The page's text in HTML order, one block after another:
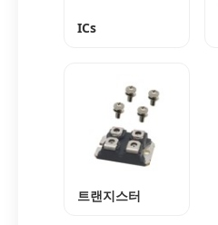
ICs
트랜지스터